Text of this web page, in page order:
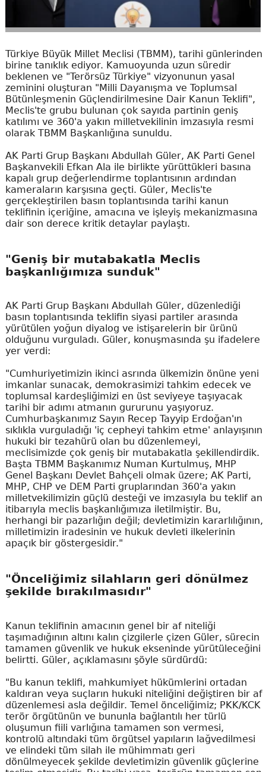
Türkiye Büyük Millet Meclisi (TBMM), tarihi günlerinden
birine tanıklık ediyor. Kamuoyunda uzun süredir
beklenen ve "Terörsüz Türkiye" vizyonunun yasal
zeminini oluşturan "Milli Dayanışma ve Toplumsal
Bütünleşmenin Güçlendirilmesine Dair Kanun Teklifi",
Meclis'te grubu bulunan çok sayıda partinin geniş
katılımı ve 360'a yakın milletvekilinin imzasıyla resmi
olarak TBMM Başkanlığına sunuldu.
AK Parti Grup Başkanı Abdullah Güler, AK Parti Genel
Başkanvekili Efkan Ala ile birlikte yürüttükleri basına
kapalı grup değerlendirme toplantısının ardından
kameraların karşısına geçti. Güler, Meclis'te
gerçekleştirilen basın toplantısında tarihi kanun
teklifinin içeriğine, amacına ve işleyiş mekanizmasına
dair son derece kritik detaylar paylaştı.
"Geniş bir mutabakatla Meclis
başkanlığımıza sunduk"
AK Parti Grup Başkanı Abdullah Güler, düzenlediği
basın toplantısında teklifin siyasi partiler arasında
yürütülen yoğun diyalog ve istişarelerin bir ürünü
olduğunu vurguladı. Güler, konuşmasında şu ifadelere
yer verdi:
"Cumhuriyetimizin ikinci asrında ülkemizin önüne yeni
imkanlar sunacak, demokrasimizi tahkim edecek ve
toplumsal kardeşliğimizi en üst seviyeye taşıyacak
tarihi bir adımı atmanın gururunu yaşıyoruz.
Cumhurbaşkanımız Sayın Recep Tayyip Erdoğan'ın
sıklıkla vurguladığı 'iç cepheyi tahkim etme' anlayışının
hukuki bir tezahürü olan bu düzenlemeyi,
meclisimizde çok geniş bir mutabakatla şekillendirdik.
Başta TBMM Başkanımız Numan Kurtulmuş, MHP
Genel Başkanı Devlet Bahçeli olmak üzere; AK Parti,
MHP, CHP ve DEM Parti gruplarından 360'a yakın
milletvekilimizin güçlü desteği ve imzasıyla bu teklif an
itibarıyla meclis başkanlığımıza iletilmiştir. Bu,
herhangi bir pazarlığın değil; devletimizin kararlılığının,
milletimizin iradesinin ve hukuk devleti ilkelerinin
apaçık bir göstergesidir."
"Önceliğimiz silahların geri dönülmez
şekilde bırakılmasıdır"
Kanun teklifinin amacının genel bir af niteliği
taşımadığının altını kalın çizgilerle çizen Güler, sürecin
tamamen güvenlik ve hukuk ekseninde yürütüleceğini
belirtti. Güler, açıklamasını şöyle sürdürdü:
"Bu kanun teklifi, mahkumiyet hükümlerini ortadan
kaldıran veya suçların hukuki niteliğini değiştiren bir af
düzenlemesi asla değildir. Temel önceliğimiz; PKK/KCK
terör örgütünün ve bununla bağlantılı her türlü
oluşumun fiili varlığına tamamen son vermesi,
kontrolü altındaki tüm örgütsel yapıların lağvedilmesi
ve elindeki tüm silah ile mühimmatı geri
dönülmeyecek şekilde devletimizin güvenlik güçlerine